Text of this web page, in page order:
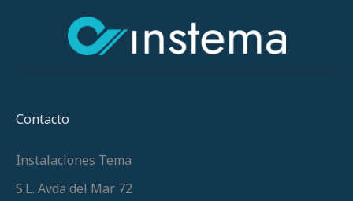
Contacto
Instalaciones Tema
S.L. Avda del Mar 72